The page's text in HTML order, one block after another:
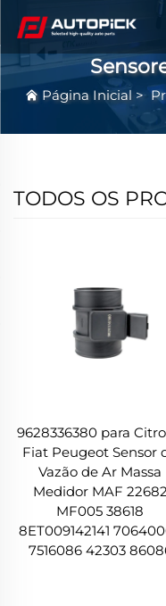
Página Inicial >
TODOS OS
9628336380 para
Fiat Peugeot Sensor
Vazão de Ar Massa
Medidor MAF 22682
MF005 38618
8ET009142141
7516086 42303